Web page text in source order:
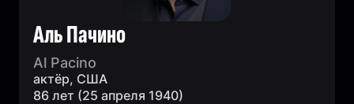
Аль Пачино
Al Pacino
актёр, США
86 лет (25 апреля 1940)